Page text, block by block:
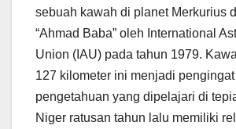
sebuah kawah di planet Merkurius
“Ahmad Baba” oleh International
Union (IAU) pada tahun 1979.
127 kilometer ini menjadi
pengetahuan yang dipelajari di
Niger ratusan tahun lalu memiliki